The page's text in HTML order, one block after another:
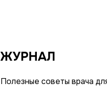
ЖУРНАЛ
Полезные советы врача